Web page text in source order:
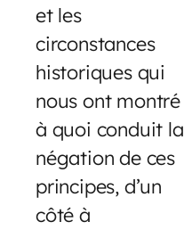
et les
circonstances
historiques qui
nous ont montré
à quoi conduit la
négation de ces
principes, d’un
côté à